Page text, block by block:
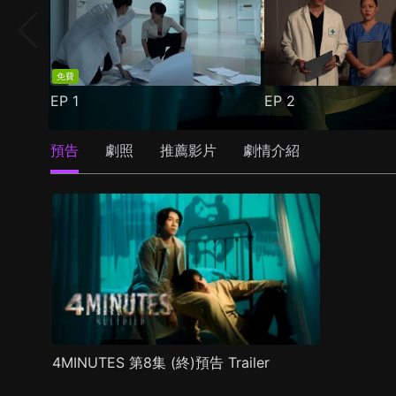
免費
EP 1 EP2
預告 劇照 推薦影片 劇情介紹
4MINUTES 第8集 (終)預告 Trailer